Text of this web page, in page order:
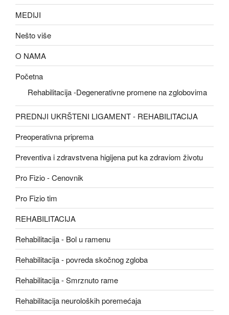
MEDIJI
Nešto više
O NAMA
Početna
Rehabilitacija -Degenerativne promene na zglobovima
PREDNJI UKRŠTENI LIGAMENT - REHABILITACIJA
Preoperativna priprema
Preventiva i zdravstvena higijena put ka zdraviom životu
Pro Fizio - Cenovnik
Pro Fizio tim
REHABILITACIJA
Rehabilitacija - Bol u ramenu
Rehabilitacija - povreda skočnog zgloba
Rehabilitacija - Smrznuto rame
Rehabilitacija neuroloških poremećaja